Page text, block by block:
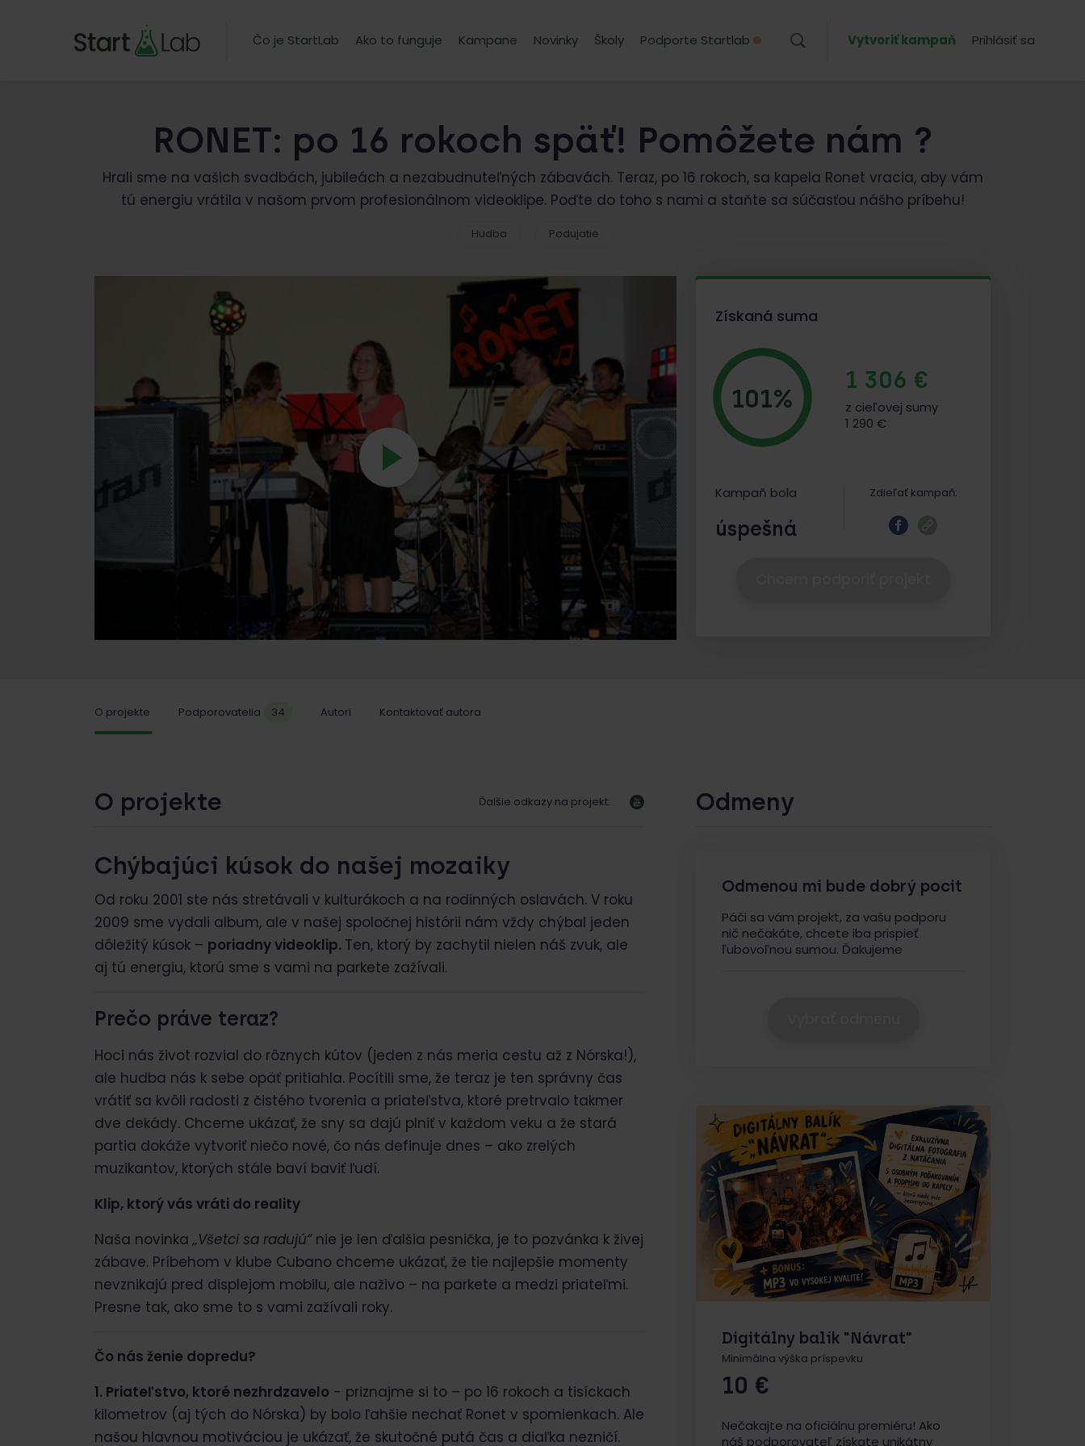
Čo je StartLab Ako to funguje Kampane Novinky Školy Podporte Startlab Vytvoriť kampaň Prihlásiť sa
RONET: po 16 rokoch späť! Pomôžete nám ?
Hrali sme na vašich svadbách, jubileách a nezabudnuteľných zábavách. Teraz, po 16 rokoch, sa kapela Ronet vracia, aby vám
tú energiu vrátila v našom prvom profesionálnom videoklipe. Poďte do toho s nami a staňte sa súčasťou nášho príbehu!
Hudba Podujatie
Získaná suma
101%
1 306 €
z cieľovej sumy
1 290 €
Kampaň bola
úspešná
Zdieľať kampaň:
O projekte Podporovatelia 34 Autori Kontaktovať autora
O projekte Ďalšie odkazy na projekt:
Chýbajúci kúsok do našej mozaiky
Od roku 2001 ste nás stretávali v kulturákoch a na rodinných oslavách. V roku
2009 sme vydali album, ale v našej spoločnej histórii nám vždy chýbal jeden
dôležitý kúsok – poriadny videoklip. Ten, ktorý by zachytil nielen náš zvuk, ale
aj tú energiu, ktorú sme s vami na parkete zažívali.
Prečo práve teraz?
Hoci nás život rozvial do rôznych kútov (jeden z nás meria cestu až z Nórska!),
ale hudba nás k sebe opäť pritiahla. Pocítili sme, že teraz je ten správny čas
vrátiť sa kvôli radosti z čistého tvorenia a priateľstva, ktoré pretrvalo takmer
dve dekády. Chceme ukázať, že sny sa dajú plniť v každom veku a že stará
partia dokáže vytvoriť niečo nové, čo nás definuje dnes – ako zrelých
muzikantov, ktorých stále baví baviť ľudí.
Klip, ktorý vás vráti do reality
Naša novinka „Všetci sa radujú“nie je len ďalšia pesnička, je to pozvánka k živej
zábave. Príbehom v klube Cubano chceme ukázať, že tie najlepšie momenty
nevznikajú pred displejom mobilu, ale naživo – na parkete a medzi priateľmi.
Presne tak, ako sme to s vami zažívali roky.
Čo nás ženie dopredu?
1. Priateľstvo, ktoré nezhrdzavelo - priznajme si to – po 16 rokoch a tisíckach
kilometrov (aj tých do Nórska) by bolo ľahšie nechať Ronet v spomienkach. Ale
našou hlavnou motiváciou je ukázať, že skutočné putá čas a diaľka nezničí.
Odmeny
Odmenou mi bude dobrý pocit
Páči sa vám projekt, za vašu podporu
nič nečakáte, chcete iba prispieť
ľubovoľnou sumou. Ďakujeme
Digitálny balík "Návrat"
Minimálna výška príspevku
10 €
Nečakajte na oficiálnu premiéru! Ako
náš podporovateľ získate unikátny